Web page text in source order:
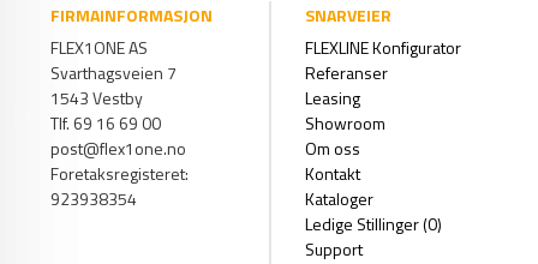
FIRMAINFORMASJON
FLEX1ONE AS
Svarthagsveien 7
1543 Vestby
Tlf. 69 16 69 00
post@flex1one.no
Foretaksregisteret:
923938354
SNARVEIER
FLEXLINE Konfigurator
Referanser
Leasing
Showroom
Om oss
Kontakt
Kataloger
Ledige Stillinger (0)
Support